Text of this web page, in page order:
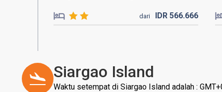
dari IDR 566.666
Siargao Island
Waktu setempat di Siargao Island adalah :